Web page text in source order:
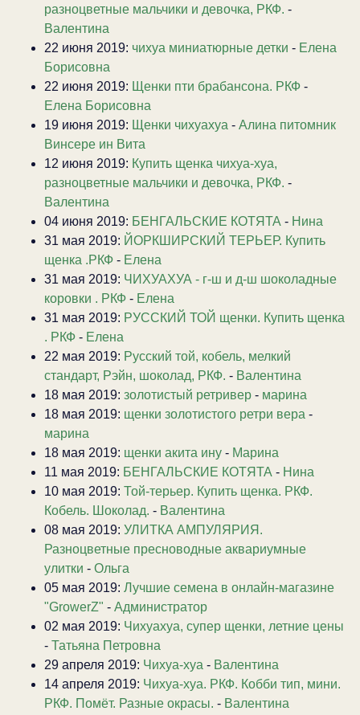
разноцветные мальчики и девочка, РКФ. -
Валентина
22 июня 2019: чихуа миниатюрные детки - Елена
Борисовна
22 июня 2019: Щенки пти брабансона. РКФ -
Елена Борисовна
19 июня 2019: Щенки чихуахуа - Алина питомник
Винсере ин Вита
12 июня 2019: Купить щенка чихуа-хуа,
разноцветные мальчики и девочка, РКФ. -
Валентина
04 июня 2019: БЕНГАЛЬСКИЕ КОТЯТА - Нина
31 мая 2019: ЙОРКШИРСКИЙ ТЕРЬЕР. Купить
щенка .РКФ - Елена
31 мая 2019: ЧИХУАХУА - г-ш и д-ш шоколадные
коровки . РКФ - Елена
31 мая 2019: РУССКИЙ ТОЙ щенки. Купить щенка
. РКФ - Елена
22 мая 2019: Русский той, кобель, мелкий
стандарт, Рэйн, шоколад, РКФ. - Валентина
18 мая 2019: золотистый ретривер - марина
18 мая 2019: щенки золотистого ретри вера -
марина
18 мая 2019: щенки акита ину - Марина
11 мая 2019: БЕНГАЛЬСКИЕ КОТЯТА - Нина
10 мая 2019: Той-терьер. Купить щенка. РКФ.
Кобель. Шоколад. - Валентина
08 мая 2019: УЛИТКА АМПУЛЯРИЯ.
Разноцветные пресноводные аквариумные
улитки - Ольга
05 мая 2019: Лучшие семена в онлайн-магазине
"GrowerZ" - Администратор
02 мая 2019: Чихуахуа, супер щенки, летние цены
- Татьяна Петровна
29 апреля 2019: Чихуа-хуа - Валентина
14 апреля 2019: Чихуа-хуа. РКФ. Кобби тип, мини.
РКФ. Помёт. Разные окрасы. - Валентина